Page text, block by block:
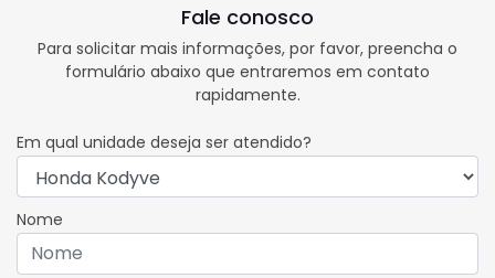
Fale conosco
Para solicitar mais informações, por favor, preencha o
formulário abaixo que entraremos em contato
rapidamente.
Em qual unidade deseja ser atendido?
Nome